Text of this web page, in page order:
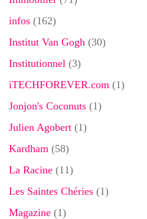
infos (162)
Institut Van Gogh (30)
Institutionnel (3)
iTECHFOREVER.com (1)
Jonjon's Coconuts (1)
Julien Agobert (1)
Kardham (58)
La Racine (11)
Les Saintes Chéries (1)
Magazine (1)